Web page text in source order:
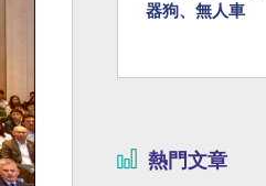
器狗、無人車
熱門文章